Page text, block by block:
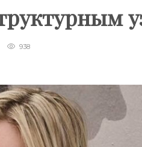
938